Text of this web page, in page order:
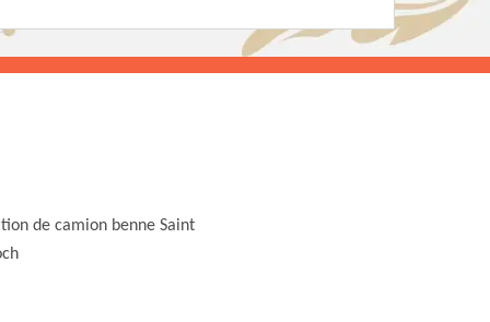
de camion benne Saint